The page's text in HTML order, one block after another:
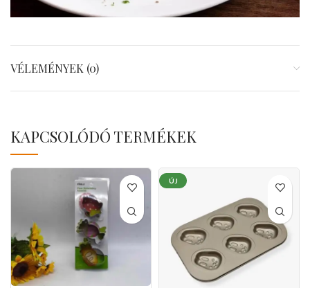
VÉLEMÉNYEK (0)
KAPCSOLÓDÓ TERMÉKEK
ÚJ